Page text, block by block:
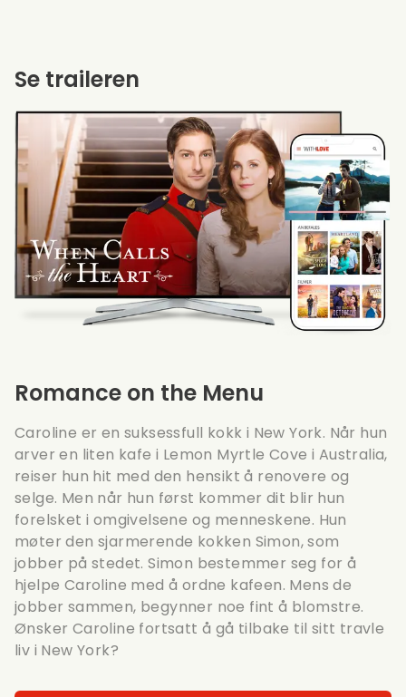
Romance on the Menu
Caroline er en suksessfull kokk i New York. Når hun
arver en liten kafe i Lemon Myrtle Cove i Australia,
reiser hun hit med den hensikt å renovere og
selge. Men når hun først kommer dit blir hun
forelsket i omgivelsene og menneskene. Hun
møter den sjarmerende kokken Simon, som
jobber på stedet. Simon bestemmer seg for å
hjelpe Caroline med å ordne kafeen. Mens de
jobber sammen, begynner noe fint å blomstre.
Ønsker Caroline fortsatt å gå tilbake til sitt travle
liv i New York?
Se traileren